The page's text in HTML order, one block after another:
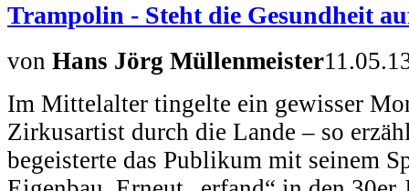
Trampolin - Steht die Gesundheit
von Hans Jörg Müllenmeister
Im Mittelalter tingelte ein gewisser
Zirkusartist durch die Lande – so
begeisterte das Publikum mit seinem